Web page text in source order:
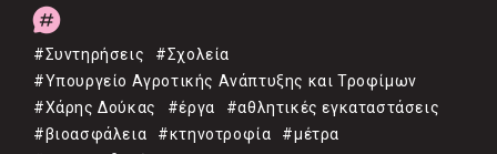
#Συντηρήσεις
#Σχολεία
#Υπουργείο Αγροτικής Ανάπτυξης και Τροφίμων
#Χάρης Δούκας
#έργα
#αθλητικές εγκαταστάσεις
#βιοασφάλεια
#κτηνοτροφία
#μέτρα